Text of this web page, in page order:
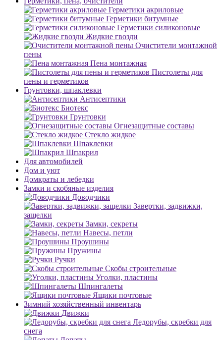
Герметики акриловые
Герметики битумные
Герметики силиконовые
Жидкие гвозди
Очистители монтажной
пены
Пена монтажная
Пистолеты для
пены и герметиков
Грунтовки, шпаклевки
Антисептики
Биотекс
Грунтовки
Огнезащитные составы
Стекло жидкое
Шпаклевки
Шпакрил
Для автомобилей
Дом и уют
Домкраты и лебедки
Замки и скобяные изделия
Доводчики
Завертки, задвижки,
защелки
Замки, секреты
Навесы, петли
Проушины
Пружины
Ручки
Скобы строительные
Уголки, пластины
Шпингалеты
Ящики почтовые
Зимний хозяйственный инвентарь
Движки
Ледорубы, скребки для
снега